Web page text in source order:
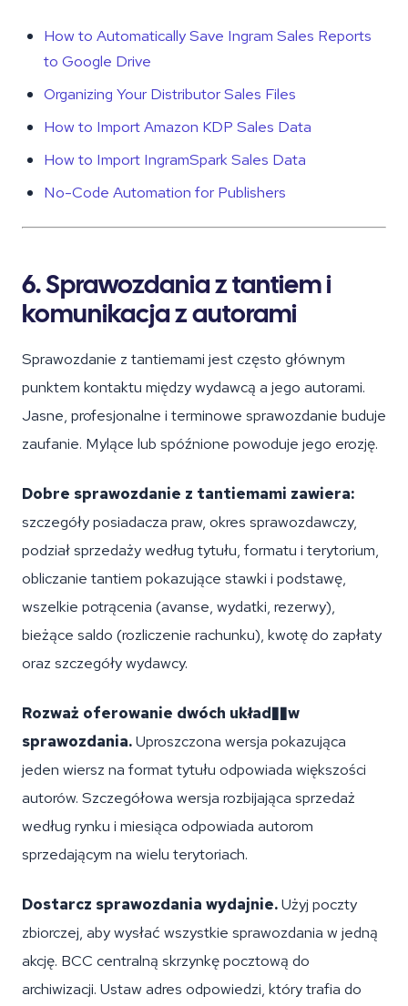
How to Automatically Save Ingram Sales Reports
to Google Drive
Organizing Your Distributor Sales Files
How to Import Amazon KDP Sales Data
How to Import IngramSpark Sales Data
No-Code Automation for Publishers
6. Sprawozdania z tantiem i
komunikacja z autorami
Sprawozdanie z tantiemami jest często głównym
punktem kontaktu między wydawcą a jego autorami.
Jasne, profesjonalne i terminowe sprawozdanie buduje
zaufanie. Mylące lub spóźnione powoduje jego erozję.
Dobre sprawozdanie z tantiemami zawiera:
szczegóły posiadacza praw, okres sprawozdawczy,
podział sprzedaży według tytułu, formatu i terytorium,
obliczanie tantiem pokazujące stawki i podstawę,
wszelkie potrącenia (avanse, wydatki, rezerwy),
bieżące saldo (rozliczenie rachunku), kwotę do zapłaty
oraz szczegóły wydawcy.
Rozważ oferowanie dwóch układ��w
sprawozdania.Uproszczona wersja pokazująca
jeden wiersz na format tytułu odpowiada większości
autorów. Szczegółowa wersja rozbijająca sprzedaż
według rynku i miesiąca odpowiada autorom
sprzedającym na wielu terytoriach.
Dostarcz sprawozdania wydajnie.Użyj poczty
zbiorczej, aby wysłać wszystkie sprawozdania w jedną
akcję. BCC centralną skrzynkę pocztową do
archiwizacji. Ustaw adres odpowiedzi, który trafia do